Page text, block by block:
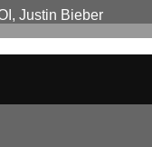
Justin Bieber